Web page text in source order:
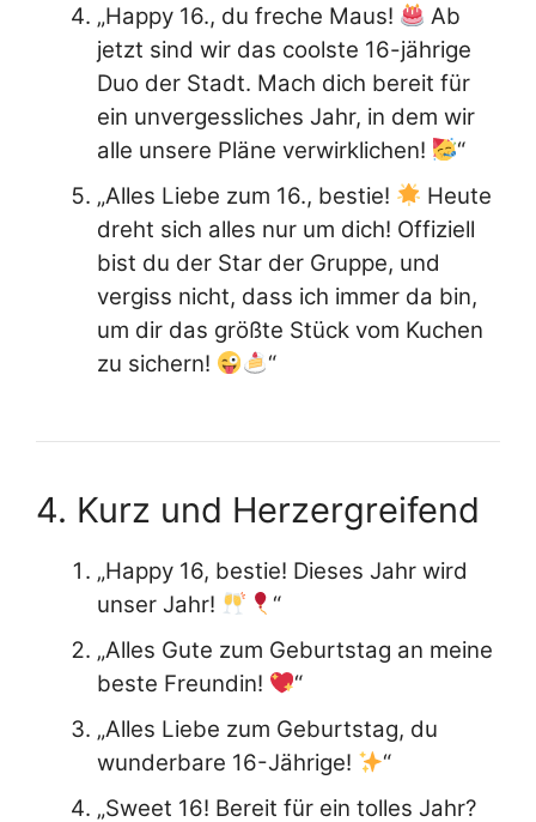
„Happy 16., du freche Maus!
Ab
jetzt sind wir das coolste 16-jährige
Duo der Stadt. Mach dich bereit für
ein unvergessliches Jahr, in dem wir
alle unsere Pläne verwirklichen!
“
„Alles Liebe zum 16., bestie!
Heute
dreht sich alles nur um dich! Offiziell
bist du der Star der Gruppe, und
vergiss nicht, dass ich immer da bin,
um dir das größte Stück vom Kuchen
zu sichern!
“
4. Kurz und Herzergreifend
„Happy 16, bestie! Dieses Jahr wird
unser Jahr!
“
„Alles Gute zum Geburtstag an meine
beste Freundin!
“
„Alles Liebe zum Geburtstag, du
wunderbare 16-Jährige!
“
„Sweet 16! Bereit für ein tolles Jahr?